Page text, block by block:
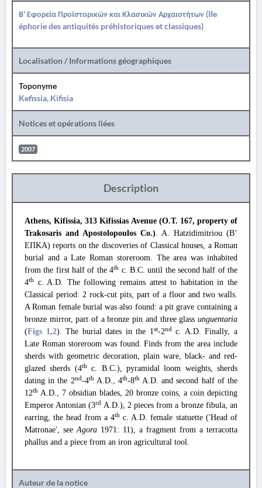
Β' Εφορεία Προϊστορικών και Κλασικών Αρχαιοτήτων (IIe
éphorie des antiquités préhistoriques et classiques)
Localisation / Informations géographiques
Toponyme
Kefissia, Kifisia
Notices et opérations liées
2007
Description
Athens, Kifissia, 313 Kifissias Avenue (O.T. 167, property of
Trakosaris and Apostolopoulos Co.). A. Hatzidimitriou (B’
ΕΠΚΑ) reports on the discoveries of Classical houses, a Roman
burial and a Late Roman storeroom. The area was inhabited
from the first half of the 4th c. B.C. until the second half of the
4th
c. A.D. The following remains attest to habitation in the
Classical period: 2 rock-cut pits, part of a floor and two walls.
A Roman female burial was also found: a pit grave containing a
bronze mirror, part of a bronze pin and three glass unguentaria
(Figs 1,2). The burial dates in the 1st-2ndc. A.D. Finally, a
Late Roman storeroom was found. Finds from the area include
sherds with geometric decoration, plain ware, black- and red-
glazed sherds (4thc. B.C.), pyramidal loom weights, sherds
dating in the 2nd-4thA.D., 4th-8thA.D. and second half of the
12th A.D., 7 obsidian blades, 20 bronze coins, a coin depicting
Emperor Antonian (3rd A.D.), 2 pieces from a bronze fibula, an
earring, the head from a 4thc. A.D. female statuette ('Head of
Matronae', seeAgora 1971: 11), a fragment from a terracotta
phallus and a piece from an iron agricultural tool.
Auteur de la notice